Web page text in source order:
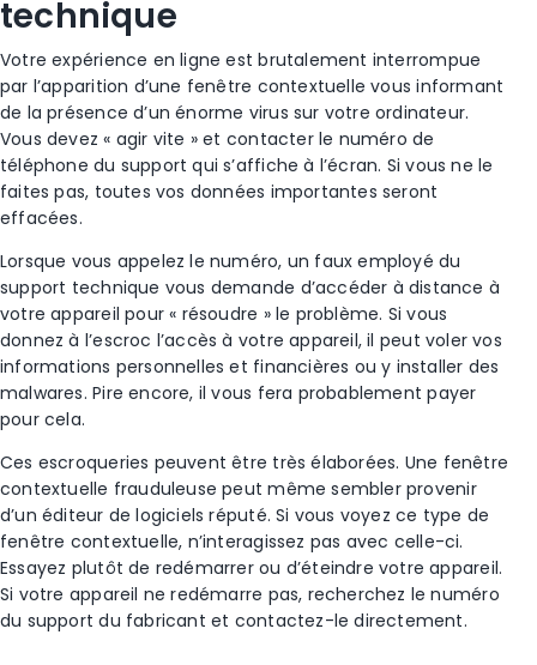
technique
Votre expérience en ligne est brutalement interrompue
par l’apparition d’une fenêtre contextuelle vous informant
de la présence d’un énorme virus sur votre ordinateur.
Vous devez « agir vite » et contacter le numéro de
téléphone du support qui s’affiche à l’écran. Si vous ne le
faites pas, toutes vos données importantes seront
effacées.
Lorsque vous appelez le numéro, un faux employé du
support technique vous demande d’accéder à distance à
votre appareil pour « résoudre » le problème. Si vous
donnez à l’escroc l’accès à votre appareil, il peut voler vos
informations personnelles et financières ou y installer des
malwares. Pire encore, il vous fera probablement payer
pour cela.
Ces escroqueries peuvent être très élaborées. Une fenêtre
contextuelle frauduleuse peut même sembler provenir
d’un éditeur de logiciels réputé. Si vous voyez ce type de
fenêtre contextuelle, n’interagissez pas avec celle-ci.
Essayez plutôt de redémarrer ou d’éteindre votre appareil.
Si votre appareil ne redémarre pas, recherchez le numéro
du support du fabricant et contactez-le directement.